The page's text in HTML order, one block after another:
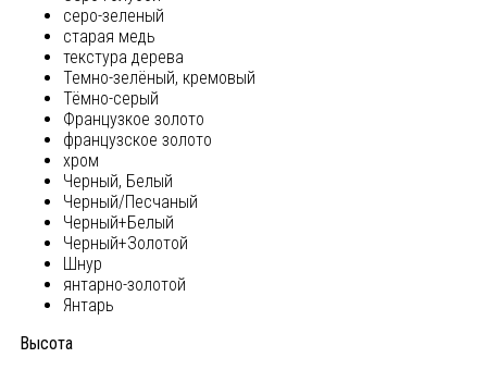
серо-зеленый
старая медь
текстура дерева
Темно-зелёный, кремовый
Тёмно-серый
Французкое золото
французское золото
хром
Черный, Белый
Черный/Песчаный
Черный+Белый
Черный+Золотой
Шнур
янтарно-золотой
Янтарь
Высота